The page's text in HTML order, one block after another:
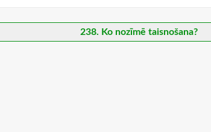
238. Ko nozīmē taisnošana?